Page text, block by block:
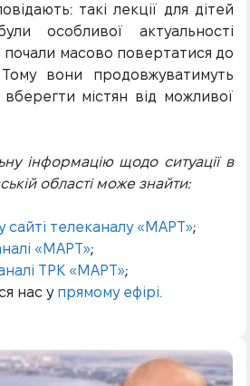
такі лекції для дітей
особливої актуальності
почали масово повертатися до
вони продовжуватимуть
містян від можливої
інформацію щодо ситуації в
області може знайти:
сайті телеканалу «МАРТ»;
«МАРТ»;
ТРК «МАРТ»;
нас у прямому ефірі.